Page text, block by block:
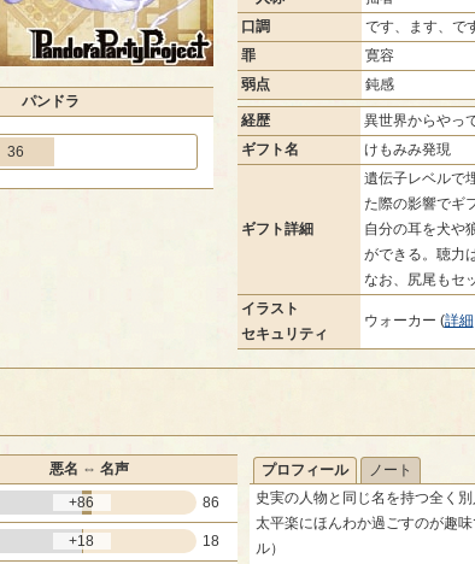
パンドラ
36
口調
です、ます、で
罪
寛容
弱点
鈍感
経歴
異世界からやっ
ギフト名
けもみみ発現
ギフト詳細
遺伝子レベルで
た際の影響でギ
自分の耳を犬や
ができる。聴力
なお、尻尾もセ
イラスト
セキュリティ
ウォーカー (詳細
悪名 ⇔ 名声
+86 86
+18 18
プロフィール
ノート
史実の人物と同じ名を持つ全く別
太平楽にほんわか過ごすのが趣
ル）